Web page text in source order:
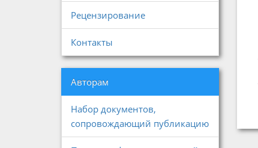
Рецензирование
Контакты
Авторам
Набор документов,
сопровождающий публикацию